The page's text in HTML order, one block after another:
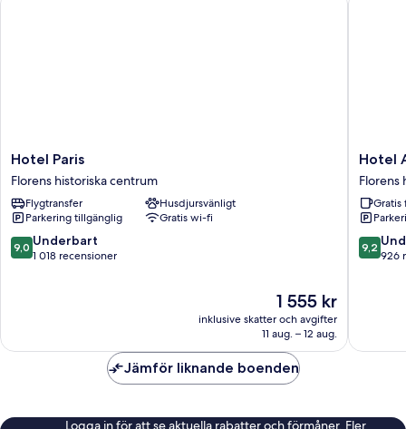
Hotel
Paris
Florens
historiska
centrum
Hotel Paris
Florens historiska centrum
Flygtransfer
Husdjursvänligt
Parkering tillgänglig
Gratis wi-fi
9.0
av
9,0 Underbart
1 018 recensioner
Priset
1 555 kr
1 555 kr
inklusive skatter och avgifter
11 aug. – 12 aug.
Hotel
Florens
centrum
Hotel
Florens
Gratis
9.2
av
9,2
926
Jämför liknande boenden
Logga in för att se aktuella rabatter och förmåner. Fler